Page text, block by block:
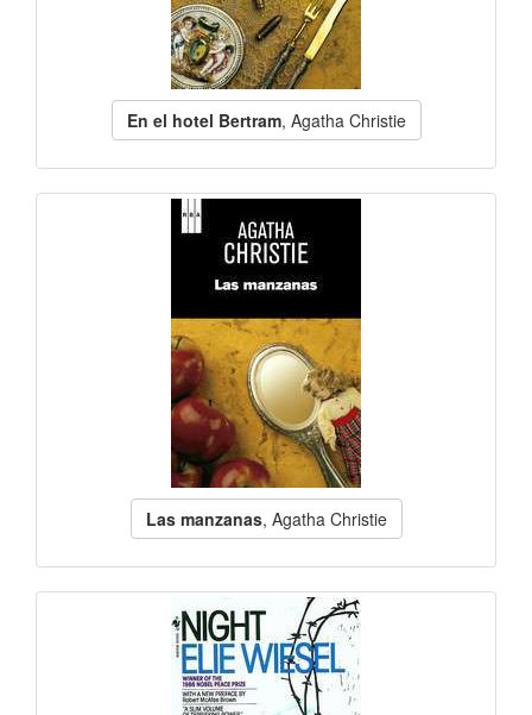
En el hotel Bertram, Agatha Christie
Las manzanas, Agatha Christie